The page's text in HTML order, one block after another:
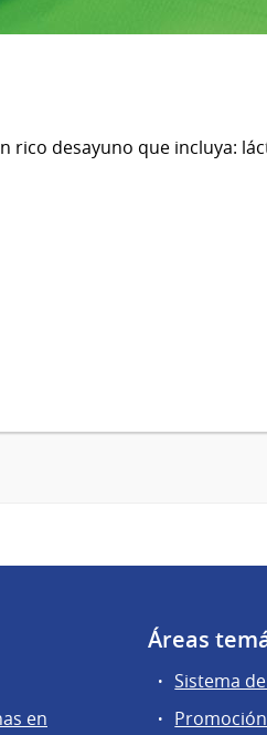
desayuno que incluya:
en
Áreas
Sistema